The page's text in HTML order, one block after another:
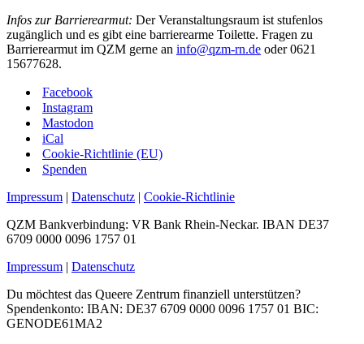
Infos zur Barrierearmut: Der Veranstaltungsraum ist stufenlos
zugänglich und es gibt eine barrierearme Toilette. Fragen zu
Barrierearmut im QZM gerne an info@qzm-rn.de oder 0621
15677628.
Facebook
Instagram
Mastodon
iCal
Cookie-Richtlinie (EU)
Spenden
Impressum | Datenschutz | Cookie-Richtlinie
QZM Bankverbindung: VR Bank Rhein-Neckar. IBAN DE37
6709 0000 0096 1757 01
Impressum | Datenschutz
Du möchtest das Queere Zentrum finanziell unterstützen?
Spendenkonto: IBAN: DE37 6709 0000 0096 1757 01 BIC:
GENODE61MA2